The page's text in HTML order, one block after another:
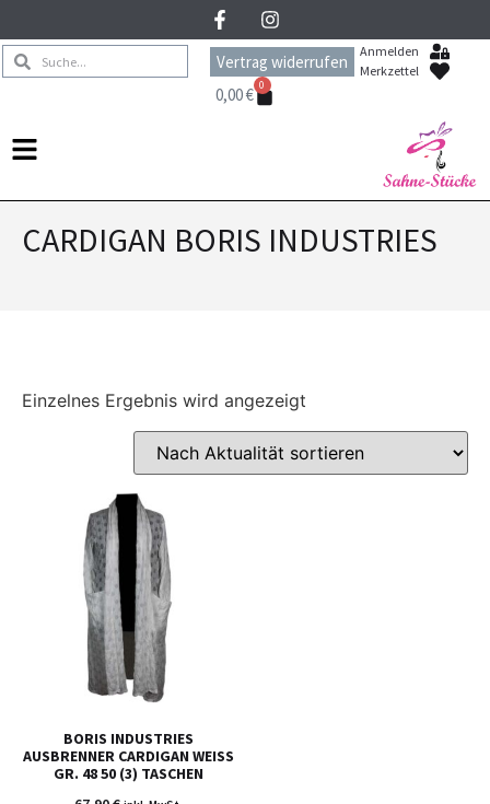
Vertrag widerrufen
Anmelden
Merkzettel
0,00€ 0
CARDIGAN BORIS INDUSTRIES
Einzelnes Ergebnis wird angezeigt
BORIS INDUSTRIES
AUSBRENNER CARDIGAN WEISS
GR. 48 50 (3) TASCHEN